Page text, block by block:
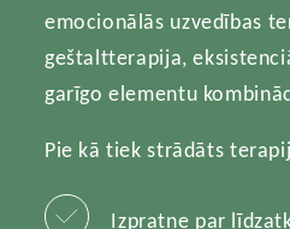
emocionālās uzvedības
geštaltterapija,
garīgo elementu
Pie kā tiek strādāts
Izpratne par